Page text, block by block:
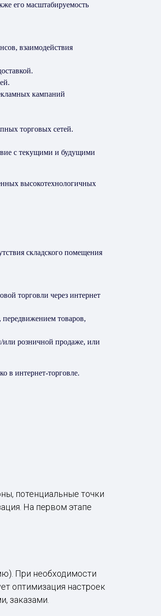
его масштабируемость
взаимодействия
кампаний
торговых сетей.
с текущими и будущими
высокотехнологичных
складского помещения
торговли через интернет
передвижением товаров,
или розничной продаже, или
в интернет-торговле.
потенциальные точки
На первом этапе
При необходимости
оптимизация настроек
заказами.